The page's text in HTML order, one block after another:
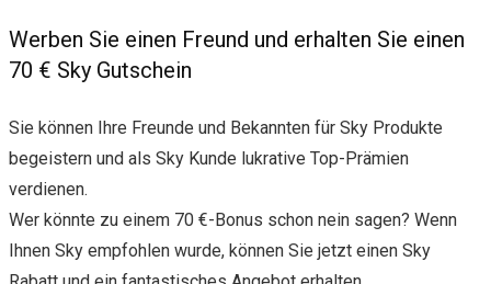
Werben Sie einen Freund und erhalten Sie einen
70 € Sky Gutschein
Sie können Ihre Freunde und Bekannten für Sky Produkte
begeistern und als Sky Kunde lukrative Top-Prämien
verdienen.
Wer könnte zu einem 70 €-Bonus schon nein sagen? Wenn
Ihnen Sky empfohlen wurde, können Sie jetzt einen Sky